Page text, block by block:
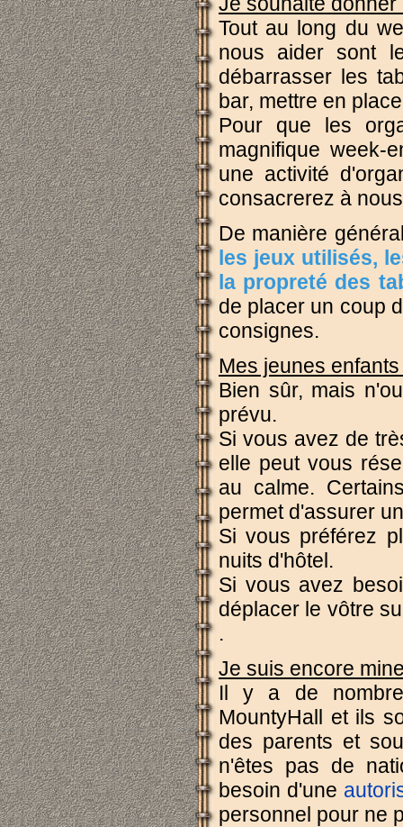
Tout au long du
nous aider sont
débarrasser les
bar, mettre en
Pour que les
magnifique week-
une activité
consacrerez à
De manière
les jeux utilisés,
la propreté des
de placer un coup
consignes.
Mes jeunes
Bien sûr, mais
prévu.
Si vous avez de
elle peut vous
au calme.
permet d'assurer
Si vous préférez
nuits d'hôtel.
Si vous avez
déplacer le vôtre
.
Je suis encore
Il y a de
MountyHall et ils
des parents et
n'êtes pas de
besoin d'une
personnel pour ne